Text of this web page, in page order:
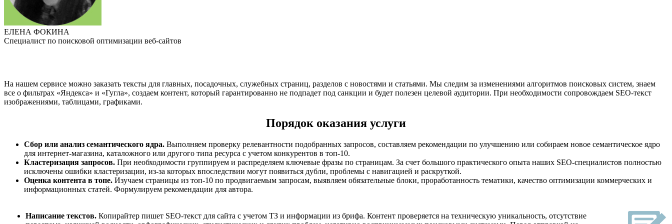
ЕЛЕНА ФОКИНА
Специалист по поисковой оптимизации веб-сайтов
На нашем сервисе можно заказать тексты для главных, посадочных, служебных страниц, разделов с новостями и статьями. Мы следим за изменениями алгоритмов поисковых систем, знаем
все о фильтрах «Яндекса» и «Гугла», создаем контент, который гарантированно не подпадет под санкции и будет полезен целевой аудитории. При необходимости сопровождаем SEO-текст
изображениями, таблицами, графиками.
Порядок оказания услуги
Сбор или анализ семантического ядра. Выполняем проверку релевантности подобранных запросов, составляем рекомендации по улучшению или собираем новое семантическое ядро
для интернет-магазина, каталожного или другого типа ресурса с учетом конкурентов в топ-10.
Кластеризация запросов. При необходимости группируем и распределяем ключевые фразы по страницам. За счет большого практического опыта наших SEO-специалистов полностью
исключены ошибки кластеризации, из-за которых впоследствии могут появиться дубли, проблемы с навигацией и раскруткой.
Оценка контента в топе. Изучаем страницы из топ-10 по продвигаемым запросам, выявляем обязательные блоки, проработанность тематики, качество оптимизации коммерческих и
информационных статей. Формулируем рекомендации для автора.
Написание текстов. Копирайтер пишет SEO-текст для сайта с учетом ТЗ и информации из брифа. Контент проверяется на техническую уникальность, отсутствие